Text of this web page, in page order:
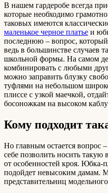
В нашем гардеробе всегда
которые необходимо
таковых имеются
маленькое черное платье и
последнюю – вопрос,
ведь в большинстве случаев
школьной формы. На самом
комбинировать с любыми
можно заправить блузку
туфлями на небольшом
плиссе с узкой маечкой,
босоножкам на высоком
Кому подходит
Но главным остается вопрос
себе позволить носить такую
от особенностей кроя. Юбка-
подойдет невысоким дамам.
представительниц